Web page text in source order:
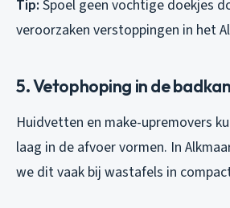
Tip: Spoel geen vochtige doekjes
veroorzaken verstoppingen in het
5. Vetophoping in de
Huidvetten en make-upremovers
laag in de afvoer vormen. In
we dit vaak bij wastafels in